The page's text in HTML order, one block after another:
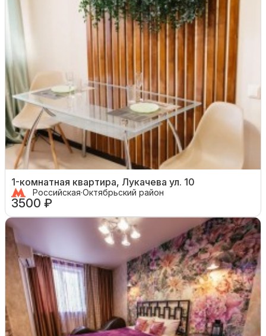
1-комнатная квартира, Лукачева ул. 10
Российская·Октябрьский район
3500 ₽